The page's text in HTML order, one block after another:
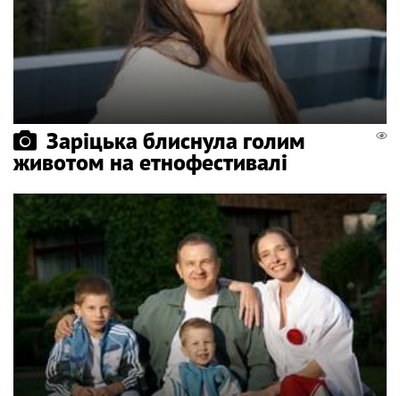
Заріцька блиснула голим
животом на етнофестивалі